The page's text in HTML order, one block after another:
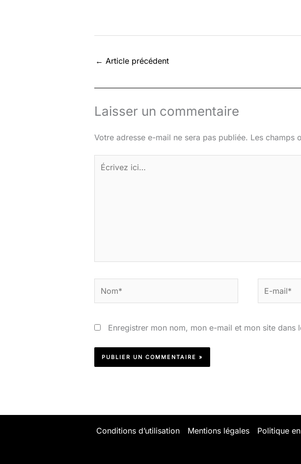
← Article précédent
Laisser un commentaire
Votre adresse e-mail ne sera pas publiée. Les champs
ici…
mail*
Enregistrer mon nom, mon e-mail et mon site
Conditions d’utilisation Mentions légales Politique